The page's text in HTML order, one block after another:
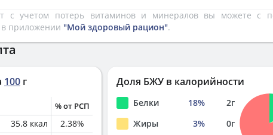
с учетом потерь витаминов и минералов вы можете с
в приложении "Мой здоровый рацион".
100 г
% от РСП
35.8 ккал 2.38%
Доля БЖУ в калорийности
Белки 18% 2г
Жиры
3% 0г